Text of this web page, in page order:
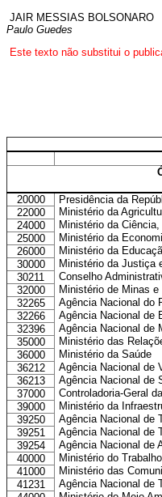
JAIR MESSIAS BOLSONARO
Paulo Guedes
Este texto não substitui o
20000
Presidência da
22000
Ministério da
24000
Ministério da
25000
Ministério da
26000
Ministério da
30000
Ministério da Justiça
30211
Conselho
32000
Ministério de Minas e
32265
Agência Nacional do
32266
Agência Nacional de
32396
Agência Nacional de
35000
Ministério das
36000
Ministério da Saúde
36212
Agência Nacional de
36213
Agência Nacional de
37000
Controladoria-Geral
39000
Ministério da
39250
Agência Nacional de
39251
Agência Nacional de
39254
Agência Nacional de
40000
Ministério do
41000
Ministério das
41231
Agência Nacional de